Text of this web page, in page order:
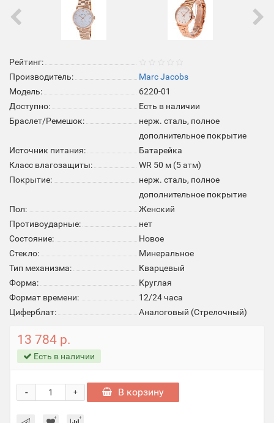
Рейтинг:
Производитель:
Marc Jacobs
Модель:
6220-01
Доступно:
Есть в наличии
Браслет/Ремешок:
нерж. сталь, полное
дополнительное покрытие
Источник питания:
Батарейка
Класс влагозащиты:
WR 50 м (5 атм)
Покрытие:
нерж. сталь, полное
дополнительное покрытие
Пол:
Женский
Противоударные:
нет
Состояние:
Новое
Стекло:
Минеральное
Тип механизма:
Кварцевый
Форма:
Круглая
Формат времени:
12/24 часа
Циферблат:
Аналоговый (Стрелочный)
13 784 р.
Есть в наличии
+
- В корзину